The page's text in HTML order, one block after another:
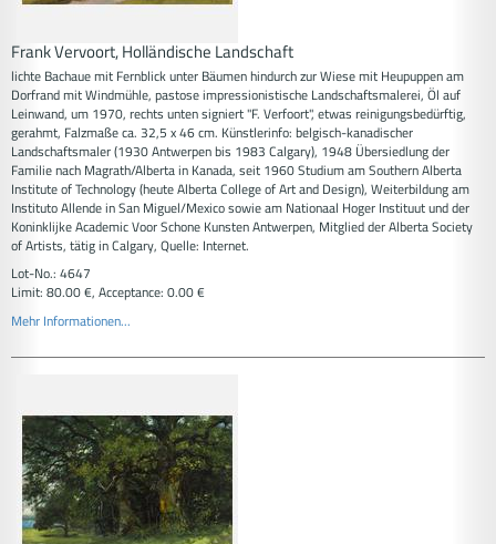
Frank Vervoort, Holländische Landschaft
lichte Bachaue mit Fernblick unter Bäumen hindurch zur Wiese mit Heupuppen am
Dorfrand mit Windmühle, pastose impressionistische Landschaftsmalerei, Öl auf
Leinwand, um 1970, rechts unten signiert "F. Verfoort", etwas reinigungsbedürftig,
gerahmt, Falzmaße ca. 32,5 x 46 cm. Künstlerinfo: belgisch-kanadischer
Landschaftsmaler (1930 Antwerpen bis 1983 Calgary), 1948 Übersiedlung der
Familie nach Magrath/Alberta in Kanada, seit 1960 Studium am Southern Alberta
Institute of Technology (heute Alberta College of Art and Design), Weiterbildung am
Instituto Allende in San Miguel/Mexico sowie am Nationaal Hoger Instituut und der
Koninklijke Academic Voor Schone Kunsten Antwerpen, Mitglied der Alberta Society
of Artists, tätig in Calgary, Quelle: Internet.
Lot-No.: 4647
Limit: 80.00 €, Acceptance: 0.00 €
Mehr Informationen...